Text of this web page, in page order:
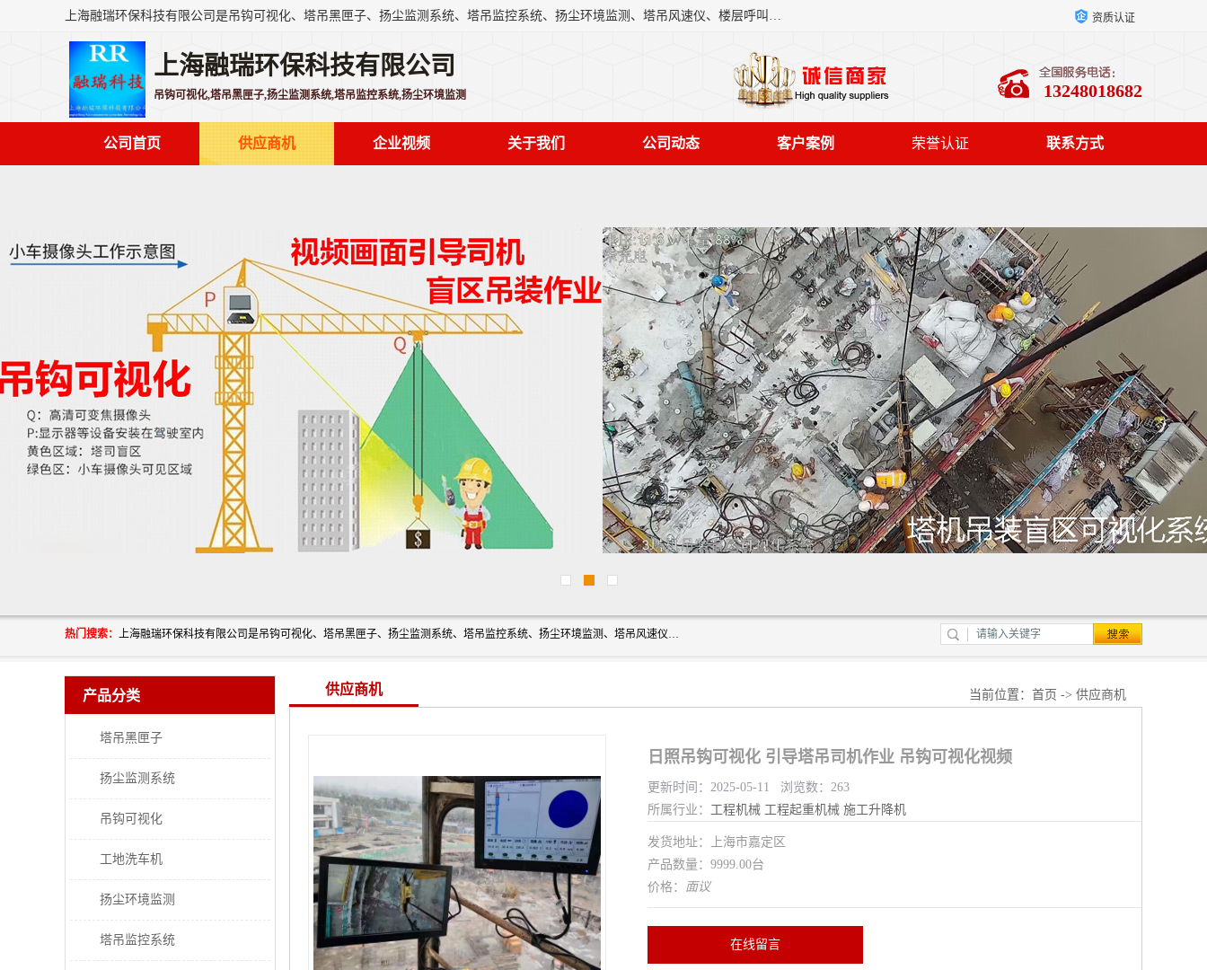
上海融瑞环保科技有限公司是吊钩可视化、塔吊黑匣子、扬尘监测系统、塔吊监控系统、扬尘环境监测、塔吊风速仪、楼层呼叫器、主令控制器、人脸识别、风速仪等一系列环保设备的研发生产销售为一体的专业化公司。 资质认证
上海融瑞环保科技有限公司
吊钩可视化,塔吊黑匣子,扬尘监测系统,塔吊监控系统,扬尘环境监测 13248018682
公司首页 供应商机 企业视频 关于我们 公司动态 客户案例 荣誉认证 联系方式
热门搜索： 上海融瑞环保科技有限公司是吊钩可视化、塔吊黑匣子、扬尘监测系统、塔吊监控系统、扬尘环境监测、塔吊风速仪、楼层呼叫器、主令控制器、人脸识别、风速仪等一系列环保设备的研发生产销售为一体的专业化公司。
产品分类
塔吊黑匣子
扬尘监测系统
吊钩可视化
工地洗车机
扬尘环境监测
塔吊监控系统
供应商机 当前位置： 首页 -> 供应商机
日照吊钩可视化 引导塔吊司机作业 吊钩可视化视频
更新时间：2025-05-11 浏览数：263
所属行业： 工程机械 工程起重机械 施工升降机
发货地址：上海市嘉定区
产品数量：9999.00台
价格： 面议
在线留言